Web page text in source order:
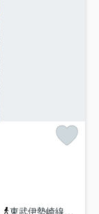
東武伊勢崎線「新越谷」駅 徒歩13分車5分 1.1km